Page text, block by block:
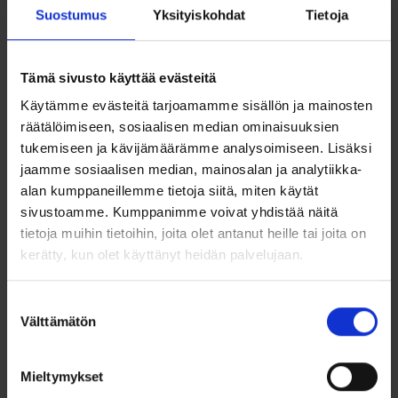
Suostumus Yksityiskohdat Tietoja
Tämä sivusto käyttää evästeitä
Käytämme evästeitä tarjoamamme sisällön ja mainosten
räätälöimiseen, sosiaalisen median ominaisuuksien
tukemiseen ja kävijämäärämme analysoimiseen. Lisäksi
jaamme sosiaalisen median, mainosalan ja analytiikka-
alan kumppaneillemme tietoja siitä, miten käytät
sivustoamme. Kumppanimme voivat yhdistää näitä
tietoja muihin tietoihin, joita olet antanut heille tai joita on
kerätty, kun olet käyttänyt heidän palvelujaan.
valinta
Välttämätön
Mieltymykset
Tuotetiedot
88/20180-
065
Sormuksen
leveys
6,5
Sormuksen
korkeus
Timanttien
0.0000
laatu
Sormuksen sisäreuna on hieman pyöristetty.